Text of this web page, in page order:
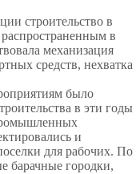
строительство в
в
механизация
средств, нехватка
было
в эти годы
и
для рабочих. По
барачные городки,